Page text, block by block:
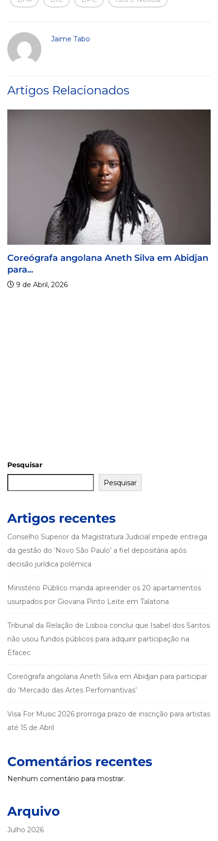
Jaime Tabo
Artigos Relacionados
Visa For Music 2026 prorroga prazo de...
Pesquisar
Pesquisar
Artigos recentes
Conselho Superior da Magistratura Judicial impede entrega
da gestão do ‘Novo São Paulo’ a fiel depositária após
decisão jurídica polémica
Ministério Público manda apreender os 20 apartamentos
usurpados por Giovana Pinto Leite em Talatona
Tribunal da Relação de Lisboa conclui que Isabel dos Santos
não usou fundos públicos para adquirir participação na
Efacec
Coreógrafa angolana Aneth Silva em Abidjan para participar
do ‘Mercado das Artes Perfomantivas’
Visa For Music 2026 prorroga prazo de inscrição para artistas
até 15 de Abril
Comentários recentes
Nenhum comentário para mostrar.
Arquivo
Julho 2026